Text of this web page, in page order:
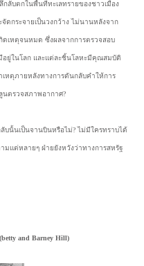
กลับตกในพื้นที่ทะเลทรายของชาวเมือง
กระจายเป็นวงกว้าง ไม่นานหลังจาก
ดเหตุจนหมด ซึ่งผลจากการตรวจสอบ
ยู่ในโลก และแต่ละชิ้นโลหะมีคุณสมบัติ
เหตุภายหลังทางการดันกลับคำให้การ
นตรวจสภาพอากาศ?
บนั้นเป็นจานบินหรือไม่? ไม่มีใครทราบได้
มแต่หลายๆ ฝ่ายยังหวังว่าทางการสหรัฐ
and Barney Hill)